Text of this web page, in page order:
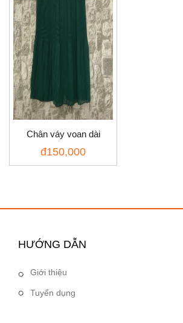
Chân váy voan dài
đ150,000
HƯỚNG DẪN
Giới thiệu
Tuyển dụng